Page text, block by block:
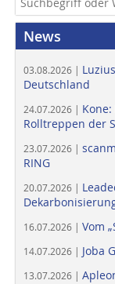
News
03.08.2026 |
Deutschland
24.07.2026 |
Rolltreppen der
23.07.2026 |
RING
20.07.2026 |
16.07.2026 | Vom
14.07.2026 | Joba
13.07.2026 |